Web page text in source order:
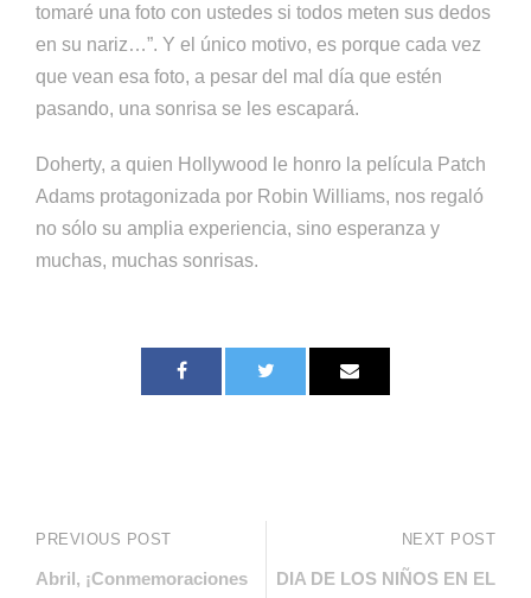
tomaré una foto con ustedes si todos meten sus dedos
en su nariz…”. Y el único motivo, es porque cada vez
que vean esa foto, a pesar del mal día que estén
pasando, una sonrisa se les escapará.
Doherty, a quien Hollywood le honro la película Patch
Adams protagonizada por Robin Williams, nos regaló
no sólo su amplia experiencia, sino esperanza y
muchas, muchas sonrisas.
PREVIOUS POST
Abril, ¡Conmemoraciones
NEXT POST
DIA DE LOS NIÑOS EN EL